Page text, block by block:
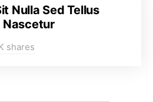
Nulla Sed Tellus
Nascetur
shares